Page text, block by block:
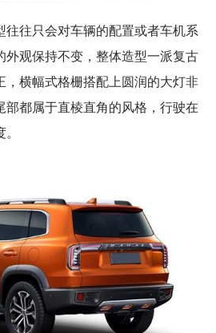
往只会对车辆的配置或者车机系
外观保持不变，整体造型一派复古
，横幅式格栅搭配上圆润的大灯非
部都属于直棱直角的风格，行驶在